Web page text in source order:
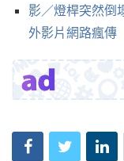
影／燈桿突然
外影片網路瘋傳